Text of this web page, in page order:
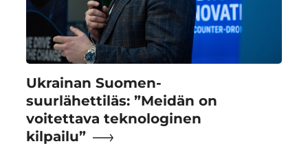
Ukrainan Suomen-
suurlähettiläs: ”Meidän on
voitettava teknologinen
kilpailu”